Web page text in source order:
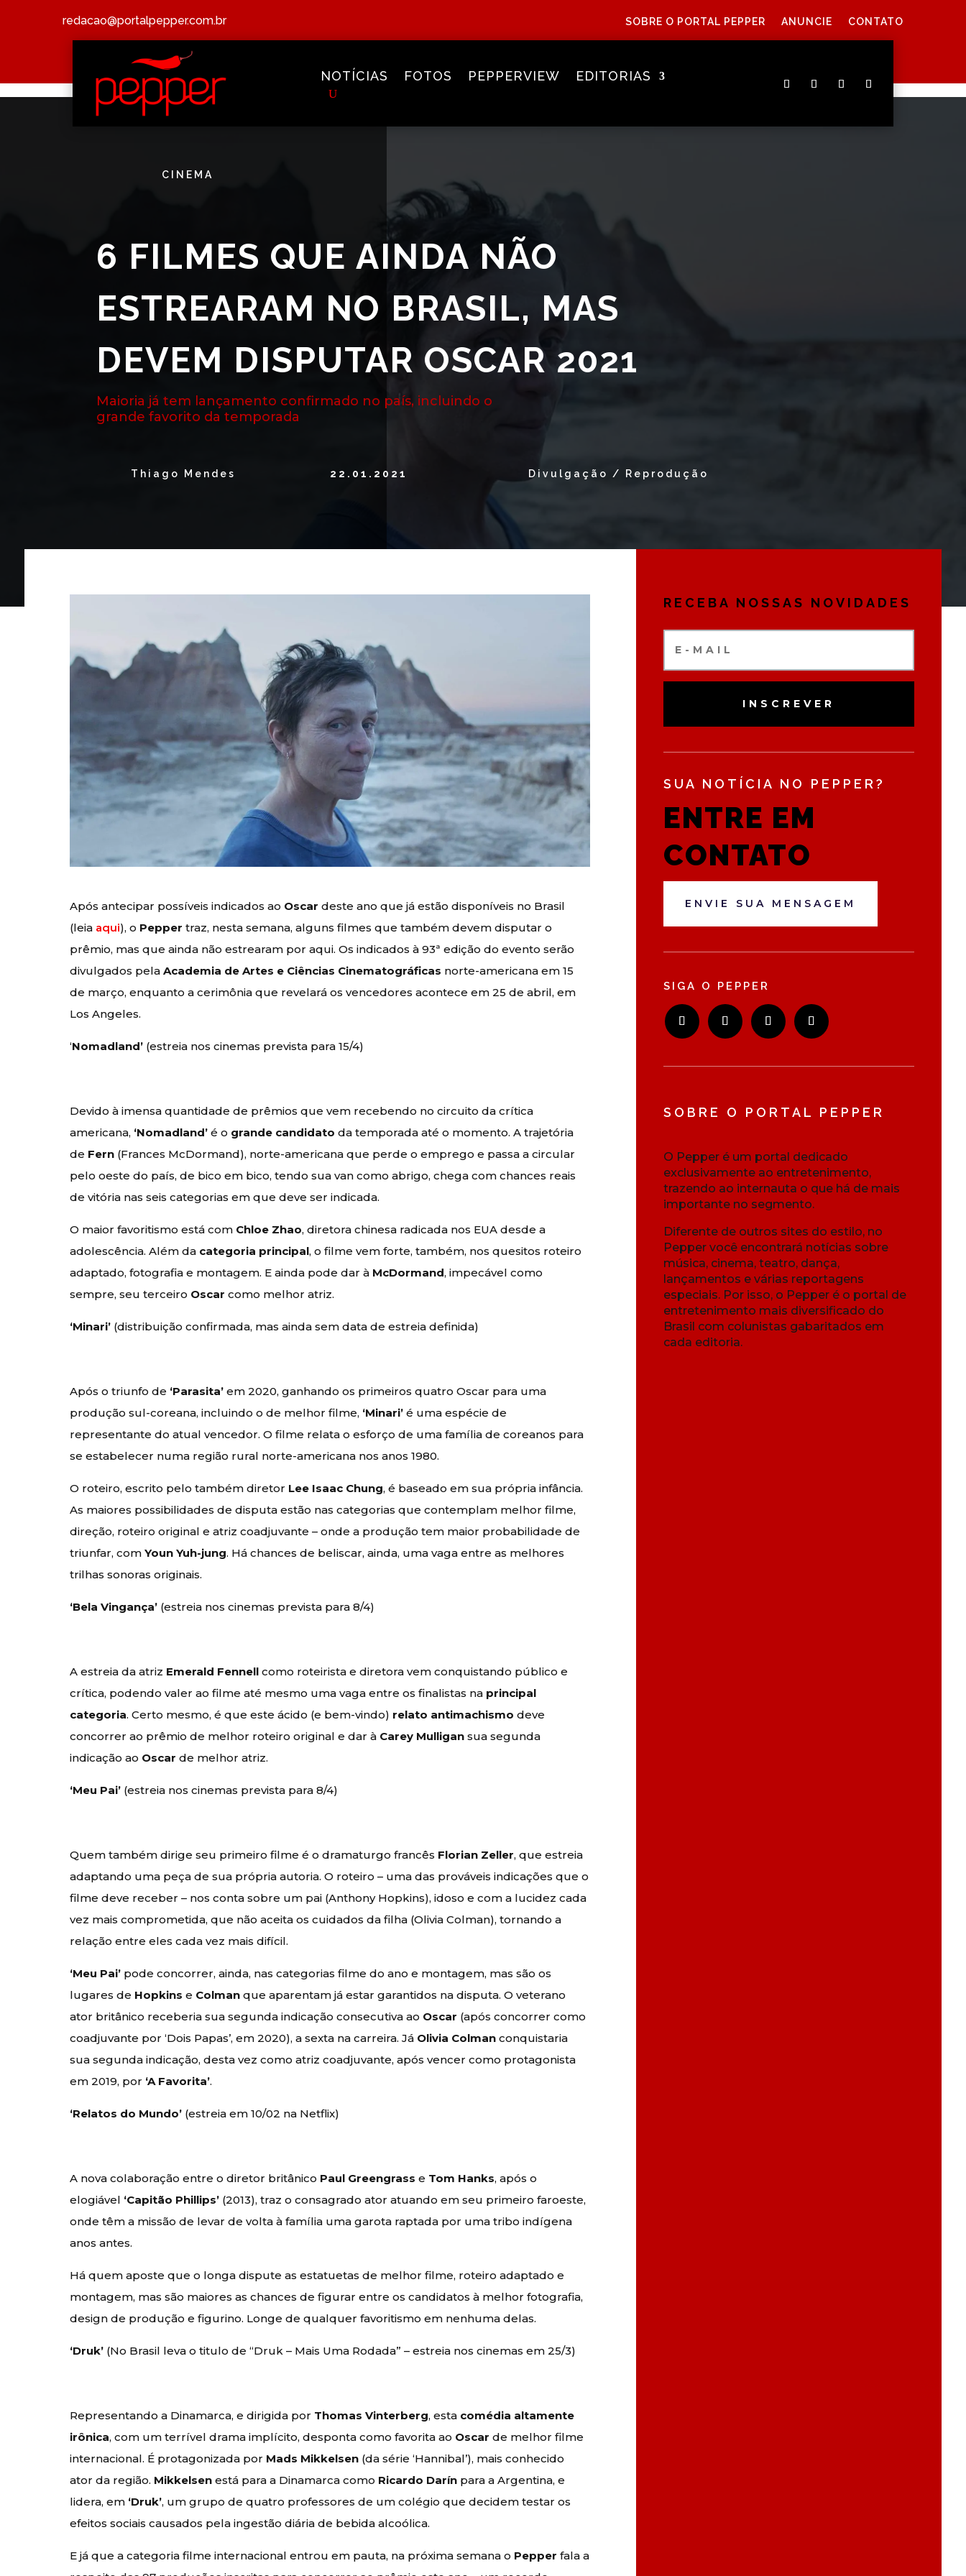
redacao@portalpepper.com.br SOBRE O PORTAL PEPPER ANUNCIE CONTATO
NOTÍCIAS FOTOS PEPPERVIEW EDITORIAS
CINEMA
6 FILMES QUE AINDA NÃO
ESTREARAM NO BRASIL, MAS
DEVEM DISPUTAR OSCAR 2021
Maioria já tem lançamento confirmado no país, incluindo o
grande favorito da temporada
Thiago Mendes 22.01.2021 Divulgação / Reprodução
Após antecipar possíveis indicados ao Oscardeste ano que já estão disponíveis no Brasil
(leia aqui), o Pepper traz, nesta semana, alguns filmes que também devem disputar o
prêmio, mas que ainda não estrearam por aqui. Os indicados à 93ª edição do evento serão
divulgados pela Academia de Artes e Ciências Cinematográficas norte-americana em 15
de março, enquanto a cerimônia que revelará os vencedores acontece em 25 de abril, em
Los Angeles.
‘Nomadland’ (estreia nos cinemas prevista para 15/4)
Devido à imensa quantidade de prêmios que vem recebendo no circuito da crítica
americana, ‘Nomadland’é o grande candidato da temporada até o momento. A trajetória
de Fern (Frances McDormand), norte-americana que perde o emprego e passa a circular
pelo oeste do país, de bico em bico, tendo sua van como abrigo, chega com chances reais
de vitória nas seis categorias em que deve ser indicada.
O maior favoritismo está com Chloe Zhao, diretora chinesa radicada nos EUA desde a
adolescência. Além da categoria principal, o filme vem forte, também, nos quesitos roteiro
adaptado, fotografia e montagem. E ainda pode dar à McDormand, impecável como
sempre, seu terceiro Oscar como melhor atriz.
‘Minari’ (distribuição confirmada, mas ainda sem data de estreia definida)
Após o triunfo de ‘Parasita’em 2020, ganhando os primeiros quatro Oscar para uma
produção sul-coreana, incluindo o de melhor filme, ‘Minari’ é uma espécie de
representante do atual vencedor. O filme relata o esforço de uma família de coreanos para
se estabelecer numa região rural norte-americana nos anos 1980.
O roteiro, escrito pelo também diretor Lee Isaac Chung, é baseado em sua própria infância.
As maiores possibilidades de disputa estão nas categorias que contemplam melhor filme,
direção, roteiro original e atriz coadjuvante – onde a produção tem maior probabilidade de
triunfar, comYoun Yuh-jung. Há chances de beliscar, ainda, uma vaga entre as melhores
trilhas sonoras originais.
‘Bela Vingança’ (estreia nos cinemas prevista para 8/4)
A estreia da atriz Emerald Fennellcomo roteirista e diretora vem conquistando público e
crítica, podendo valer ao filme até mesmo uma vaga entre os finalistas na principal
categoria. Certo mesmo, é que este ácido (e bem-vindo) relato antimachismodeve
concorrer ao prêmio de melhor roteiro original e dar à Carey Mulligan sua segunda
indicação ao Oscar de melhor atriz.
‘Meu Pai’ (estreia nos cinemas prevista para 8/4)
Quem também dirige seu primeiro filme é o dramaturgo francês Florian Zeller, que estreia
adaptando uma peça de sua própria autoria. O roteiro – uma das prováveis indicações que o
filme deve receber – nos conta sobre um pai (Anthony Hopkins), idoso e com a lucidez cada
vez mais comprometida, que não aceita os cuidados da filha (Olivia Colman), tornando a
relação entre eles cada vez mais difícil.
‘Meu Pai’ pode concorrer, ainda, nas categorias filme do ano e montagem, mas são os
lugares de Hopkins e Colman que aparentam já estar garantidos na disputa. O veterano
ator britânico receberia sua segunda indicação consecutiva ao Oscar (após concorrer como
coadjuvante por ‘Dois Papas’, em 2020), a sexta na carreira. Já Olivia Colmanconquistaria
sua segunda indicação, desta vez como atriz coadjuvante, após vencer como protagonista
em 2019, por ‘A Favorita’.
‘Relatos do Mundo’ (estreia em 10/02 na Netflix)
A nova colaboração entre o diretor britânico Paul Greengrass e Tom Hanks, após o
elogiável ‘Capitão Phillips’ (2013), traz o consagrado ator atuando em seu primeiro faroeste,
onde têm a missão de levar de volta à família uma garota raptada por uma tribo indígena
anos antes.
Há quem aposte que o longa dispute as estatuetas de melhor filme, roteiro adaptado e
montagem, mas são maiores as chances de figurar entre os candidatos à melhor fotografia,
design de produção e figurino. Longe de qualquer favoritismo em nenhuma delas.
‘Druk’ (No Brasil leva o titulo de “Druk – Mais Uma Rodada” – estreia nos cinemas em 25/3)
Representando a Dinamarca, e dirigida por Thomas Vinterberg, esta comédia altamente
irônica, com um terrível drama implícito, desponta como favorita ao Oscarde melhor filme
internacional. É protagonizada por Mads Mikkelsen (da série ‘Hannibal’), mais conhecido
ator da região. Mikkelsen está para a Dinamarca como Ricardo Darín para a Argentina, e
lidera, em ‘Druk’, um grupo de quatro professores de um colégio que decidem testar os
efeitos sociais causados pela ingestão diária de bebida alcoólica.
E já que a categoria filme internacional entrou em pauta, na próxima semana o Pepper fala a
RECEBA NOSSAS NOVIDADES
INSCREVER
SUA NOTÍCIA NO PEPPER?
ENTRE EM
CONTATO
ENVIE SUA MENSAGEM
SIGA O PEPPER
SOBRE O PORTAL PEPPER
O Pepper é um portal dedicado
exclusivamente ao entretenimento,
trazendo ao internauta o que há de mais
importante no segmento.
Diferente de outros sites do estilo, no
Pepper você encontrará notícias sobre
música, cinema, teatro, dança,
lançamentos e várias reportagens
especiais. Por isso, o Pepper é o portal de
entretenimento mais diversificado do
Brasil com colunistas gabaritados em
cada editoria.